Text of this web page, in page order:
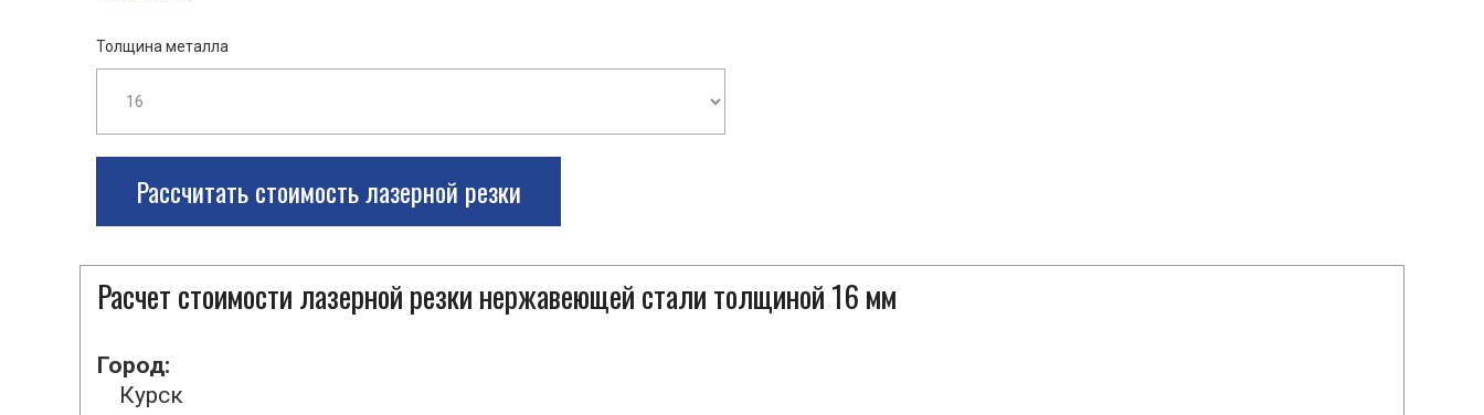
Толщина металла
Рассчитать стоимость лазерной резки
Расчет стоимости лазерной резки нержавеющей стали толщиной 16 мм
Город:
Курск